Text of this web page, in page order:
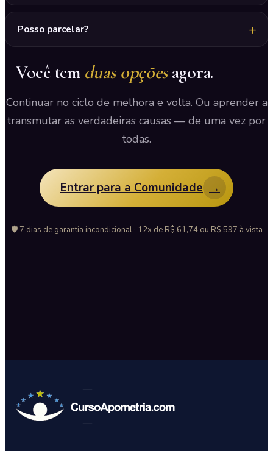
Posso parcelar?
Você tem duas opçõesagora.
Continuar no ciclo de melhora e volta. Ou aprender a
transmutar as verdadeiras causas — de uma vez por
todas.
Entrar para a Comunidade →
🛡️ 7 dias de garantia incondicional · 12x de R$ 61,74 ou R$ 597 à vista